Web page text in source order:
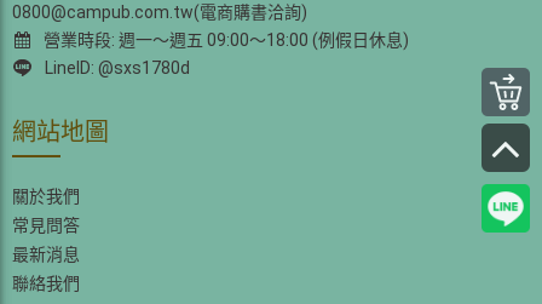
0800@campub.com.tw(電商購書洽詢)
營業時段: 週一～週五 09:00～18:00 (例假日休息)
LineID: @sxs1780d
網站地圖
關於我們
常見問答
最新消息
聯絡我們